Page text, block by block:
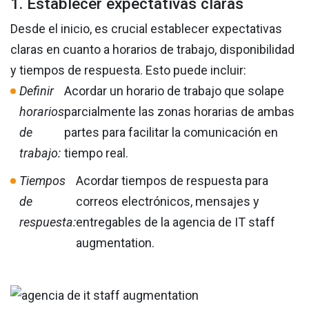
1. Establecer expectativas claras
Desde el inicio, es crucial establecer expectativas
claras en cuanto a horarios de trabajo, disponibilidad
y tiempos de respuesta. Esto puede incluir:
Definir
horarios
de
trabajo:
Acordar un horario de trabajo que solape
parcialmente las zonas horarias de ambas
partes para facilitar la comunicación en
tiempo real.
Tiempos
de
respuesta:
Acordar tiempos de respuesta para
correos electrónicos, mensajes y
entregables de la agencia de IT staff
augmentation.